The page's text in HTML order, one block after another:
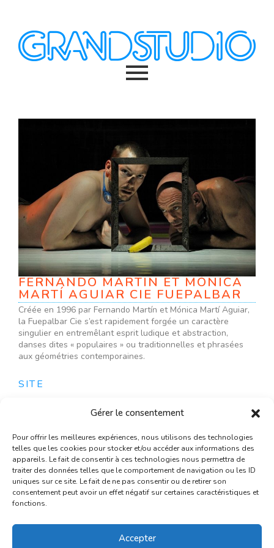
Gérer le consentement
Pour offrir les meilleures expériences, nous utilisons des technologies
telles que les cookies pour stocker et/ou accéder aux informations des
appareils. Le fait de consentir à ces technologies nous permettra de
traiter des données telles que le comportement de navigation ou les ID
uniques sur ce site. Le fait de ne pas consentir ou de retirer son
consentement peut avoir un effet négatif sur certaines caractéristiques et
fonctions.
Accepter
FERNANDO MARTIN ET MÓNICA
MARTÍ AGUIAR CIE FUEPALBAR
Créée en 1996 par Fernando Martín et Mónica Martí Aguiar,
la Fuepalbar Cie s’est rapidement forgée un caractère
singulier en entremêlant esprit ludique et abstraction,
danses dites « populaires » ou traditionnelles et phrasées
aux géométries contemporaines.
SITE
F
a
c
e
b
o
o
X
L
i
n
k
e
I
E
m
a
i
l
W
h
a
t
s
p
S
h
a
r
e
Grand Studio est soutenu par la Fédération Wallonie-